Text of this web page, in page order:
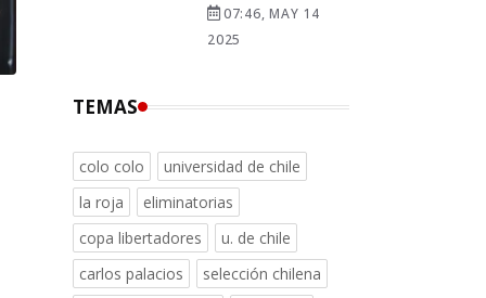
07:46, MAY 14
2025
TEMAS
colo colo
universidad de chile
la roja
eliminatorias
copa libertadores
u. de chile
carlos palacios
selección chilena